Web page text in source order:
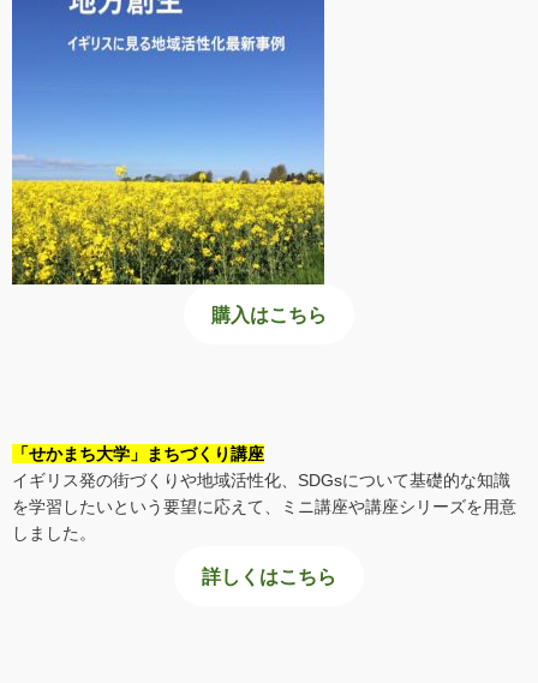
購入はこちら
「せかまち大学」まちづくり講座
イギリス発の街づくりや地域活性化、SDGsについて基礎的な知識
を学習したいという要望に応えて、ミニ講座や講座シリーズを用意
しました。
詳しくはこちら